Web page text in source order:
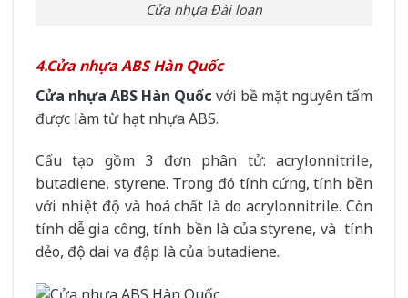
Cửa nhựa Đài loan
4.Cửa nhựa ABS Hàn Quốc
Cửa nhựa ABS Hàn Quốc với bề mặt nguyên tấm
được làm từ hạt nhựa ABS.
Cấu tạo gồm 3 đơn phân tử: acrylonnitrile,
butadiene, styrene. Trong đó tính cứng, tính bền
với nhiệt độ và hoá chất là do acrylonnitrile. Còn
tính dễ gia công, tính bền là của styrene, và tính
dẻo, độ dai va đập là của butadiene.